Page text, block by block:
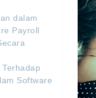
dalam
Payroll
Software